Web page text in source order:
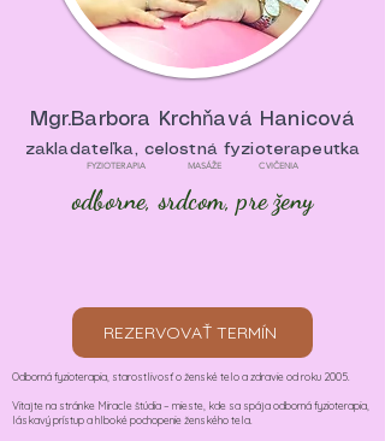
Mgr.Barbora Krchňavá Hanicová
zakladateľka, celostná fyzioterapeutka
FYZIOTERAPIA MASÁŽE CVIČENIA
odborne, srdcom, pre ženy
REZERVOVAŤ TERMÍN
Odborná fyzioterapia, starostlivosť o ženské telo a zdravie od roku 2005.
Vitajte na stránke Miracle štúdia – mieste, kde sa spája odborná fyzioterapia,
láskavý prístup a hlboké pochopenie ženského tela.